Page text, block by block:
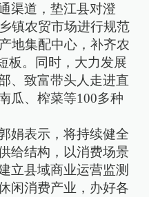
渠道，垫江县对澄
镇农贸市场进行规范
地集配中心，补齐农
板。同时，大力发展
、致富带头人走进直
瓜、榨菜等100多种
娟表示，将持续健全
给结构，以消费场景
立县域商业运营监测
闲消费产业，办好各